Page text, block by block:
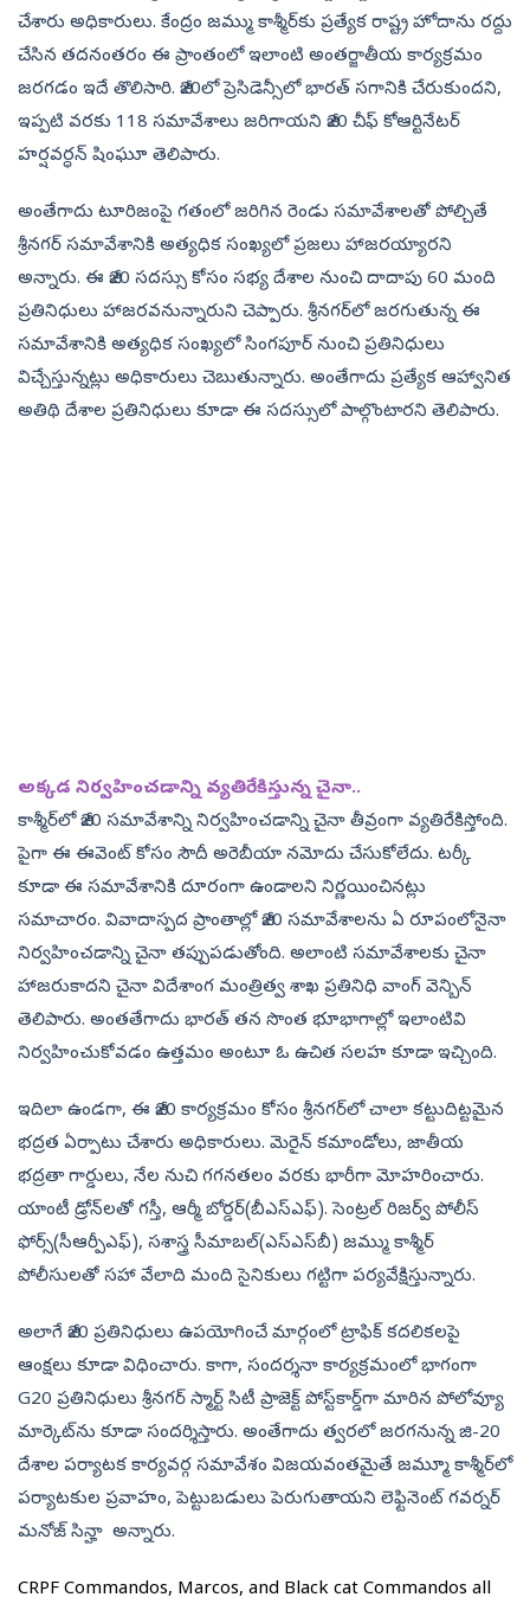
చేశారు అధికారులు. కేంద్రం జమ్ము కాశ్మీర్‌కు ప్రత్యేక రాష్ట్ర హోదాను రద్దు
చేసిన తదనంతరం ఈ ప్రాంతంలో ఇలాంటి అంతర్జాతీయ కార్యక్రమం
జరగడం ఇదే తొలిసారి. జీ20లో ప్రెసిడెన్సీలో భారత్‌ సగానికి చేరుకుందని,
ఇప్పటి వరకు 118 సమావేశాలు జరిగాయని జీ20 చీఫ్‌ కోఆర్టినేటర్‌
హర్షవర్ధన్‌ షింఘూ తెలిపారు.
అంతేగాదు టూరిజంపై గతంలో జరిగిన రెండు సమావేశాలతో పోల్చితే
శ్రీనగర్‌ సమావేశానికి అత్యధిక సంఖ్యలో ప్రజలు హాజరయ్యారని
అ‍న్నారు. ఈ జీ20 సదస్సు కోసం సభ్య దేశాల నుంచి దాదాపు 60 మంది
ప్రతినిధులు హాజరవనున్నారుని చెప్పారు. శ్రీనగర్‌లో జరగుతున్న ఈ
సమావేశానికి అత్యధిక సంఖ్యలో సింగపూర్‌​ నుంచి ప్రతినిధులు
విచ్చేస్తు‍న్నట్లు అధికారులు చెబుతున్నారు. అంతేగాదు ప్రత్యేక ఆహ్వానిత
అతిథి దేశాల ప్రతినిధులు కూడా ఈ సదస్సులో పాల్గొంటారని తెలిపారు.
అ‍క్కడ నిర్వహించడాన్ని వ్యతిరేకిస్తున్న చైనా..
కాశ్మీర్‌లో జీ20 సమావేశాన్ని నిర్వహించడాన్ని చైనా తీవ్రంగా వ్యతిరేకిస్తోంది.
పైగా ఈ ఈవెంట్‌ కోసం సౌదీ అరెబీయా నమోదు చేసుకోలేదు. టర్కీ
కూడా ఈ సమావేశానికి దూరంగా ఉండాలని నిర్ణయించినట్లు
సమాచారం. వివాదాస్పద ప్రాంతాల్లో జీ20 సమావేశాలను ఏ రూపంలోనైనా
నిర్వహించడాన్ని చైనా తప్పుపడుతోంది. అలాంటి సమావేశాలకు చైనా
హాజరుకాదని చైనా విదేశాంగ మంత్రిత్వ శాఖ ప్రతినిధి వాంగ్‌ వెన్బిన్‌
తెలిపారు. అంతతేగాదు భారత్‌ తన సొంత భూభాగాల్లో ఇలాంటివి
నిర్వహించుకోవడం ఉత్తమం అంటూ ఓ ఉచిత సలహ కూడా ఇచ్చింది.
ఇదిలా ఉండగా, ఈ జీ20 కార్యక్రమం కోసం శ్రీనగర్‌లో చాలా కట్టుదిట్టమైన
భద్రత ఏర్పాటు చేశారు అధికారులు. మెరైన్‌ కమాండోలు, జాతీయ
భద్రతా గార్డులు, నేల నుచి గగనతలం వరకు భారీగా మోహరించారు.
యాంటీ డ్రోన్‌లతో గస్తీ, ఆర్మీ బోర్డర్‌(బీఎస్‌ఎఫ్‌). సెంట్రల్‌ రిజర్వ్‌ పోలీస్‌
ఫోర్స్‌(సీఆర్పీఎఫ్‌), సశాస్త్ర సీమాబల్‌(ఎస్‌ఎస్‌బీ) జమ్ము కాశ్మీర్‌
పోలీసులతో సహా వేలాది మంది సైనికులు గట్టిగా పర్యవేక్షిస్తున్నారు.
అలాగే జీ20 ప్రతినిధులు ఉపయోగించే మార్గంలో ట్రాఫిక్‌ కదలికలపై
ఆంక్షలు కూడా విధించారు. కాగా, సందర్శనా కార్యక్రమంలో భాగంగా
G20 ప్రతినిధులు శ్రీనగర్ స్మార్ట్ సిటీ ప్రాజెక్ట్ పోస్ట్‌కార్డ్‌గా మారిన పోలోవ్యూ
మార్కెట్‌ను కూడా సందర్శిస్తారు. అంతేగాదు త్వరలో జరగనున్న జి-20
దేశాల పర్యాటక కార్యవర్గ సమావేశం విజయవంతమైతే జమ్మూ కాశ్మీర్‌లో
పర్యాటకుల ప్రవాహం, పెట్టుబడులు పెరుగుతాయని లెఫ్టినెంట్ గవర్నర్
మనోజ్ సిన్హా అన్నారు.
CRPF Commandos, Marcos, and Black cat Commandos all